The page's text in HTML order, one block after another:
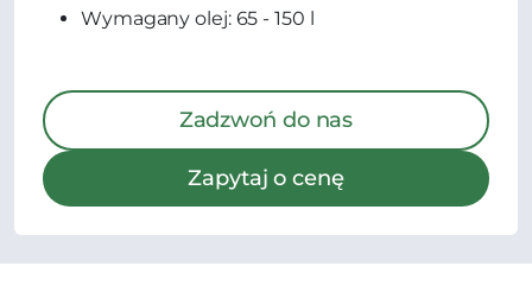
Wymagany olej: 65 - 150 l
Zadzwoń do nas
Zapytaj o cenę